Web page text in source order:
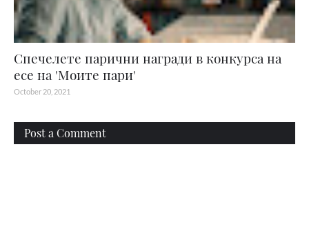
Спечелете парични награди в конкурса на
есе на 'Моите пари'
October 20, 2021
Post a Comment